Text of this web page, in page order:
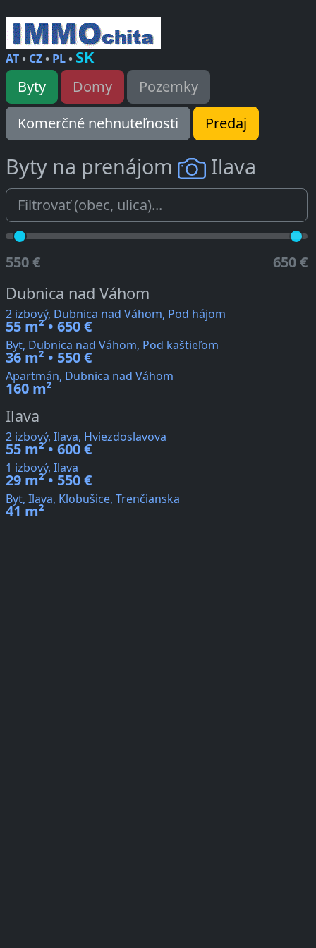
AT• CZ• PL• SK
Byty Domy
Pozemky
Komerčné nehnuteľnosti
Predaj
Byty na prenájom Ilava
550 € 650 €
Dubnica nad Váhom
2 izbový, Dubnica nad Váhom, Pod hájom
55 m² • 650 €
Byt, Dubnica nad Váhom, Pod kaštieľom
36 m² • 550 €
Apartmán, Dubnica nad Váhom
160 m²
Ilava
2 izbový, Ilava, Hviezdoslavova
55 m² • 600 €
1 izbový, Ilava
29 m² • 550 €
Byt, Ilava, Klobušice, Trenčianska
41 m²